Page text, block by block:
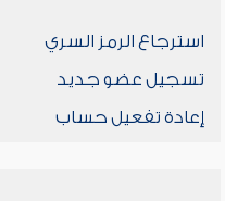
استرجاع الرمز السري
تسجيل عضو جديد
إعادة تفعيل حساب